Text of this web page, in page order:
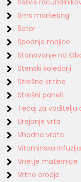
Sms marketing
Šotor
Spodnje majice
Stanovanje na
Stenski koledarji
Strešne kritine
Strešni paneli
Tečaj za voditelja
Urejanje vrta
Vhodna vrata
Vitaminska infuzija
Vnetje maternice
Vrtno orodje